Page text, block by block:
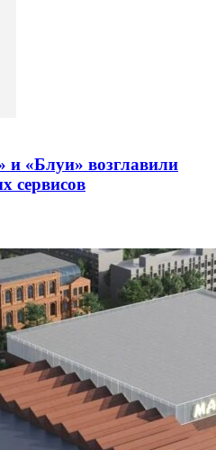
и «Блуи» возглавили
сервисов